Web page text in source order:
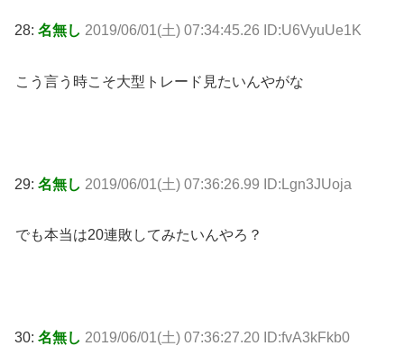
28: 名無し 2019/06/01(土) 07:34:45.26 ID:U6VyuUe1K
こう言う時こそ大型トレード見たいんやがな
29: 名無し 2019/06/01(土) 07:36:26.99 ID:Lgn3JUoja
でも本当は20連敗してみたいんやろ？
30: 名無し 2019/06/01(土) 07:36:27.20 ID:fvA3kFkb0